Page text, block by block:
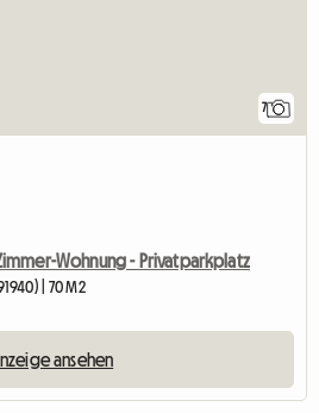
7
Wohnung - Privatparkplatz
| 70 M2
ansehen